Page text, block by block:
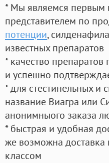
* Мы являемся первым
представителем по
потенции, силденафила
известных препаратов
* качество
и успешно
* для стестинельных и
название Виагра или
анонимныого заказа
* быстрая и удобная
же возможна доставка
классом